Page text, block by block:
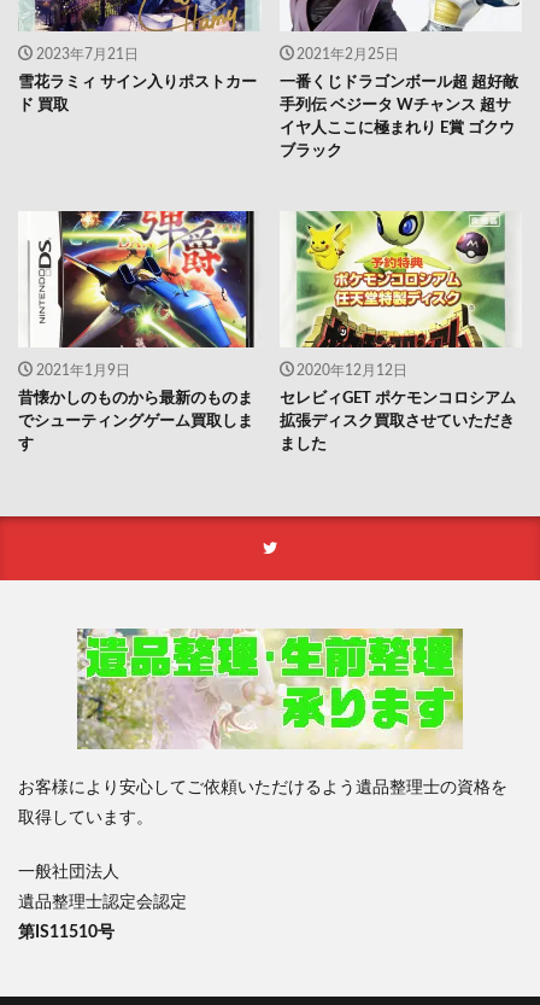
2023年7月21日
雪花ラミィ サイン入りポストカー
ド 買取
2021年2月25日
一番くじドラゴンボール超 超好敵
手列伝 ベジータ Wチャンス 超サ
イヤ人ここに極まれり E賞 ゴクウ
ブラック
2021年1月9日
昔懐かしのものから最新のものま
でシューティングゲーム買取しま
す
2020年12月12日
セレビィGET ポケモンコロシアム
拡張ディスク買取させていただき
ました
お客様により安心してご依頼いただけるよう遺品整理士の資格を
取得しています。
一般社団法人
遺品整理士認定会認定
第IS11510号